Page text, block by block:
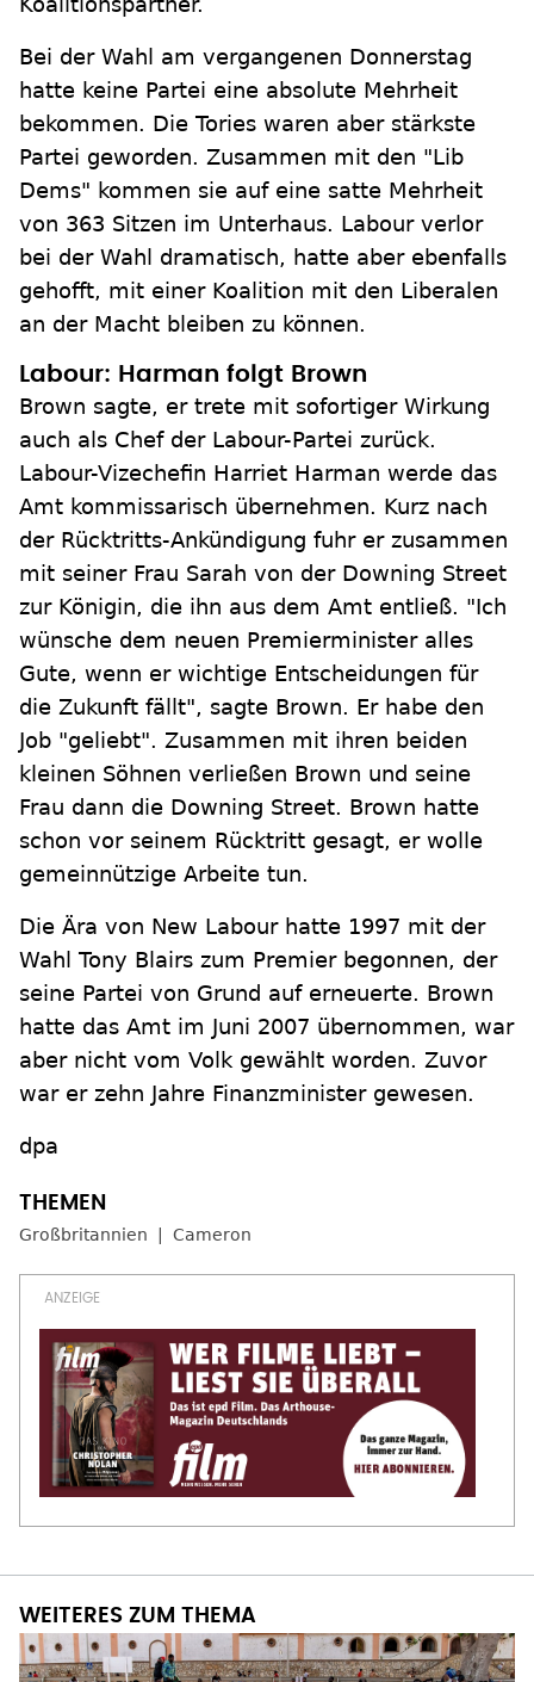
Bei der Wahl am vergangenen Donnerstag
hatte keine Partei eine absolute Mehrheit
bekommen. Die Tories waren aber stärkste
Partei geworden. Zusammen mit den "Lib
Dems" kommen sie auf eine satte Mehrheit
von 363 Sitzen im Unterhaus. Labour verlor
bei der Wahl dramatisch, hatte aber ebenfalls
gehofft, mit einer Koalition mit den Liberalen
an der Macht bleiben zu können.
Labour: Harman folgt Brown
Brown sagte, er trete mit sofortiger Wirkung
auch als Chef der Labour-Partei zurück.
Labour-Vizechefin Harriet Harman werde das
Amt kommissarisch übernehmen. Kurz nach
der Rücktritts-Ankündigung fuhr er zusammen
mit seiner Frau Sarah von der Downing Street
zur Königin, die ihn aus dem Amt entließ. "Ich
wünsche dem neuen Premierminister alles
Gute, wenn er wichtige Entscheidungen für
die Zukunft fällt", sagte Brown. Er habe den
Job "geliebt". Zusammen mit ihren beiden
kleinen Söhnen verließen Brown und seine
Frau dann die Downing Street. Brown hatte
schon vor seinem Rücktritt gesagt, er wolle
gemeinnützige Arbeite tun.
Die Ära von New Labour hatte 1997 mit der
Wahl Tony Blairs zum Premier begonnen, der
seine Partei von Grund auf erneuerte. Brown
hatte das Amt im Juni 2007 übernommen, war
aber nicht vom Volk gewählt worden. Zuvor
war er zehn Jahre Finanzminister gewesen.
dpa
Großbritannien Cameron
WEITERES ZUM THEMA